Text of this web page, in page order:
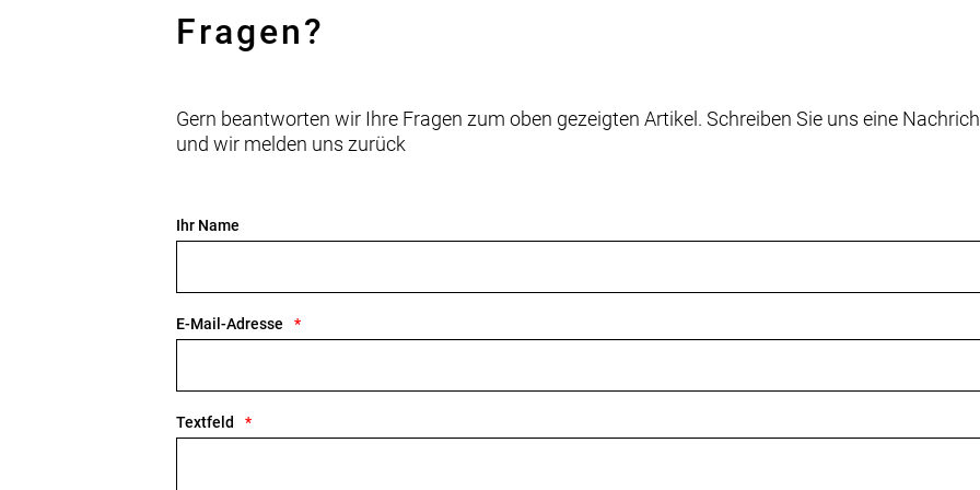
Shimano SM-RT30, Center Lock-Scheibenaufnahme, 160 mm
Gabel: Starrgabel auf Aluminium mit Lowrider-Ösen
Fragen?
Gern beantworten wir Ihre Fragen zum oben gezeigten Artikel. Schreiben Sie uns eine
und wir melden uns zurück
Ihr Name
E-Mail-Adresse
Textfeld